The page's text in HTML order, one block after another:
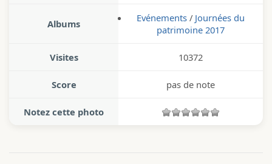
Albums Evénements / Journées du
patrimoine 2017
Visites 10372
Score pas de note
Notez cette photo